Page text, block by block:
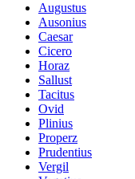
Augustus
Ausonius
Caesar
Cicero
Horaz
Sallust
Tacitus
Ovid
Plinius
Properz
Prudentius
Vergil